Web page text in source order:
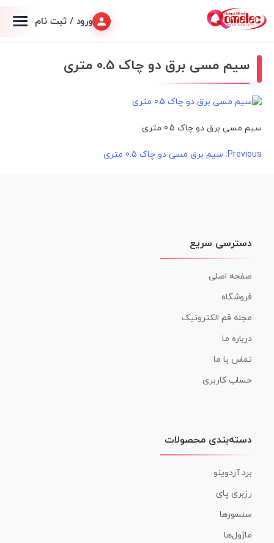
ورود / ثبت نام
سیم مسی برق دو چاک 0.5 متری
سیم مسی برق دو چاک 0.5 متری
راهبری
Previous: سیم برق مسی دو چاک 0.5 متری
دسترسی سریع
صفحه اصلی
فروشگاه
مجله قم الکترونیک
درباره ما
تماس با ما
حساب کاربری
دسته‌بندی محصولات
برد آردوینو
رزبری پای
سنسورها
ماژول‌ها